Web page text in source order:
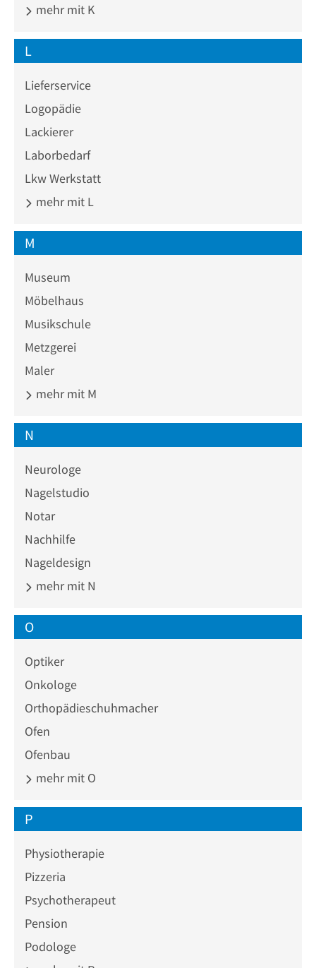
mehr mit K
L
Lieferservice
Logopädie
Lackierer
Laborbedarf
Lkw Werkstatt
mehr mit L
M
Museum
Möbelhaus
Musikschule
Metzgerei
Maler
mehr mit M
N
Neurologe
Nagelstudio
Notar
Nachhilfe
Nageldesign
mehr mit N
O
Optiker
Onkologe
Orthopädieschuhmacher
Ofen
Ofenbau
mehr mit O
P
Physiotherapie
Pizzeria
Psychotherapeut
Pension
Podologe